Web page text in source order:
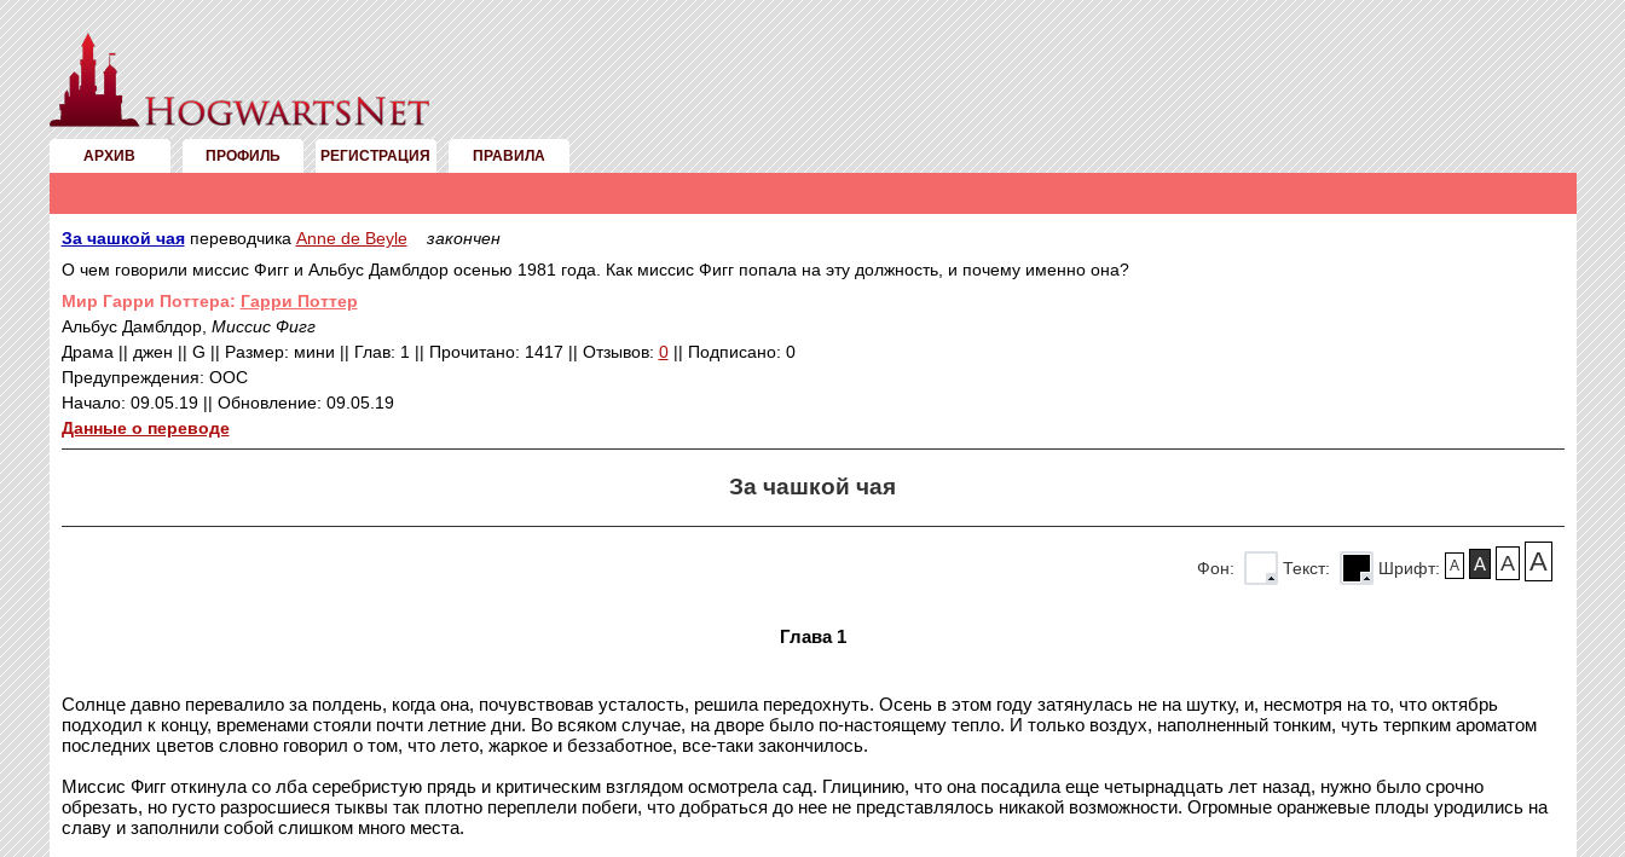
АРХИВ ПРОФИЛЬ РЕГИСТРАЦИЯ ПРАВИЛА
За чашкой чаяпереводчика Anne de Beyle
закончен
О чем говорили миссис Фигг и Альбус Дамблдор осенью 1981 года. Как миссис Фигг попала на эту должность, и почему именно она?
Mир Гарри Поттера: Гарри Поттер
Альбус Дамблдор, Миссис Фигг
Драма || джен || G || Размер: мини || Глав: 1 || Прочитано: 1417 || Отзывов: 0|| Подписано: 0
Предупреждения: ООС
Начало: 09.05.19 || Обновление: 09.05.19
Данные о переводе
За чашкой чая
A A A A
Шрифт:
Текст:
Фон:
Глава 1
Солнце давно перевалило за полдень, когда она, почувствовав усталость, решила передохнуть. Осень в этом году затянулась не на шутку, и, несмотря на то, что октябрь
подходил к концу, временами стояли почти летние дни. Во всяком случае, на дворе было по-настоящему тепло. И только воздух, наполненный тонким, чуть терпким ароматом
последних цветов словно говорил о том, что лето, жаркое и беззаботное, все-таки закончилось.
Миссис Фигг откинула со лба серебристую прядь и критическим взглядом осмотрела сад. Глицинию, что она посадила еще четырнадцать лет назад, нужно было срочно
обрезать, но густо разросшиеся тыквы так плотно переплели побеги, что добраться до нее не представлялось никакой возможности. Огромные оранжевые плоды уродились на
славу и заполнили собой слишком много места.